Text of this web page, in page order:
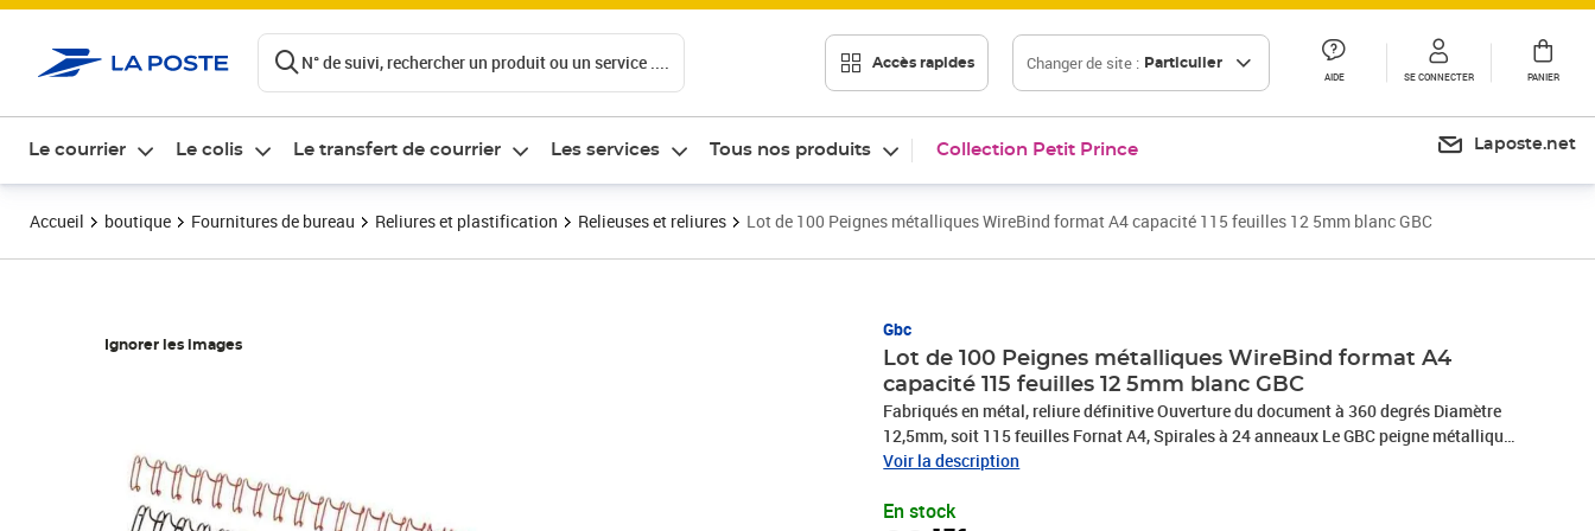
N° de suivi, rechercher un produit ou un service .... Accès rapides Changer de site : Particulier
AIDE SE CONNECTER PANIER
Le courrier Le colis Le transfert de courrier Les services Tous nos produits Collection Petit Prince Laposte.net
Accueil boutique Fournitures de bureau Reliures et plastification Relieuses et reliures Lot de 100 Peignes métalliques WireBind format A4 capacité 115 feuilles 12 5mm blanc GBC
Ignorer les images
Gbc
Lot de 100 Peignes métalliques WireBind format A4
capacité 115 feuilles 12 5mm blanc GBC
Fabriqués en métal, reliure définitive Ouverture du document à 360 degrés Diamètre
12,5mm, soit 115 feuilles Fornat A4, Spirales à 24 anneaux Le GBC peigne métallique
WireBind est un peigne de reliure parfait pour créer des dossiers professionnels. La
documents reliés de manière définitive et inviolable. Le processus est très simple :
Voir la description
En stock
Prix 28,17€